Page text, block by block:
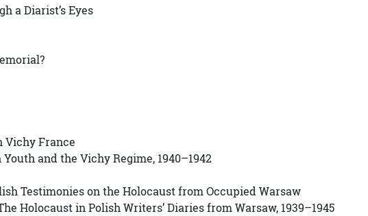
a Diarist’s Eyes
Vichy France
and the Vichy Regime, 1940–1942
Testimonies on the Holocaust from Occupied Warsaw
Holocaust in Polish Writers’ Diaries from Warsaw, 1939–1945